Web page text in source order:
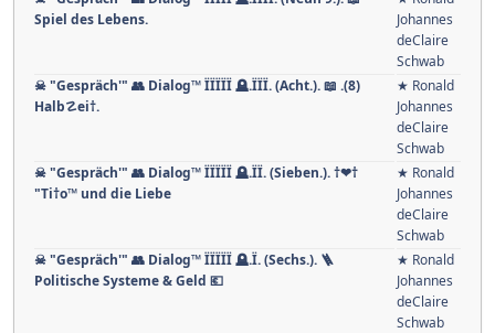
Spiel des Lebens.
Johannes
deClaire
Schwab
☠ "Gespräch'" 👥 Dialog™ ÏÏÏÏÏ 🪦.ÏÏÏ. (Acht.). 📖 .(8)
Halb☡ei†.
★ Ronald
Johannes
deClaire
Schwab
☠ "Gespräch'" 👥 Dialog™ ÏÏÏÏÏ 🪦.ÏÏ. (Sieben.). †❤†
"Ti†o™ und die Liebe
★ Ronald
Johannes
deClaire
Schwab
☠ "Gespräch'" 👥 Dialog™ ÏÏÏÏÏ 🪦.Ï. (Sechs.). 🪜
Politische Systeme & Geld 💶
★ Ronald
Johannes
deClaire
Schwab